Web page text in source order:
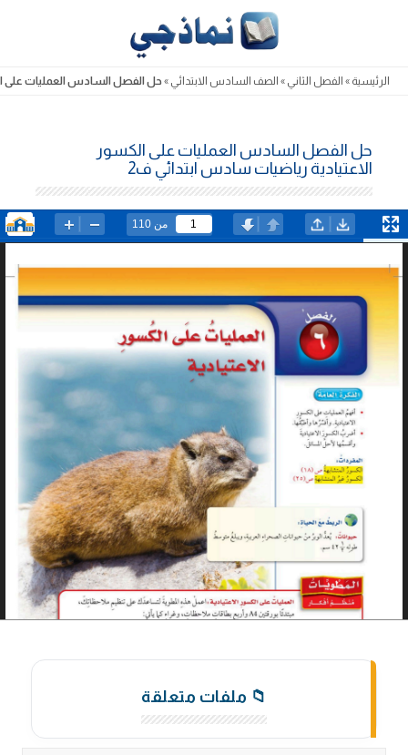
Skip
to
content
الرئيسية » الفصل الثاني » الصف السادس الابتدائي »حل الفصل السادس العمليات على
حل الفصل السادس العمليات على الكسور
الاعتيادية رياضيات سادس ابتدائي ف2
📁 ملفات متعلقة